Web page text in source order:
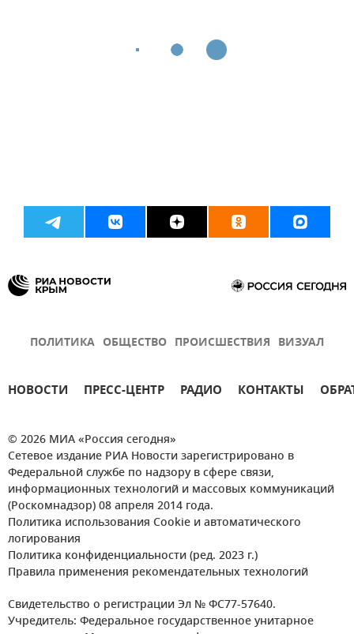
ПОЛИТИКА ОБЩЕСТВО ПРОИСШЕСТВИЯ ВИЗУАЛ
НОВОСТИ ПРЕСС-ЦЕНТР РАДИО КОНТАКТЫ
© 2026 МИА «Россия сегодня»
Сетевое издание РИА Новости зарегистрировано в
Федеральной службе по надзору в сфере связи,
информационных технологий и массовых коммуникаций
(Роскомнадзор) 08 апреля 2014 года.
Политика использования Cookie и автоматического
логирования
Политика конфиденциальности (ред. 2023 г.)
Правила применения рекомендательных технологий
Свидетельство о регистрации Эл № ФС77-57640.
Учредитель: Федеральное государственное унитарное